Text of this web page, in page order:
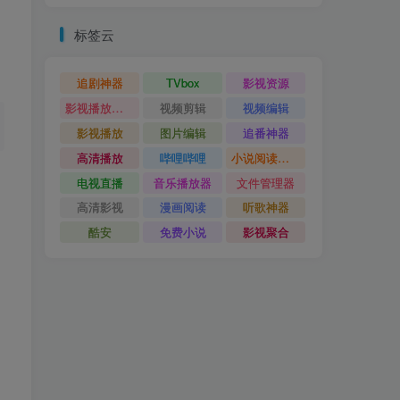
标签云
追剧神器 TVbox
影视资源
影视播放神器
视频剪辑
视频编辑
影视播放
图片编辑
追番神器
高清播放
哔哩哔哩
小说阅读神器
电视直播
音乐播放器
文件管理器
高清影视
漫画阅读
听歌神器
酷安
免费小说 影视聚合